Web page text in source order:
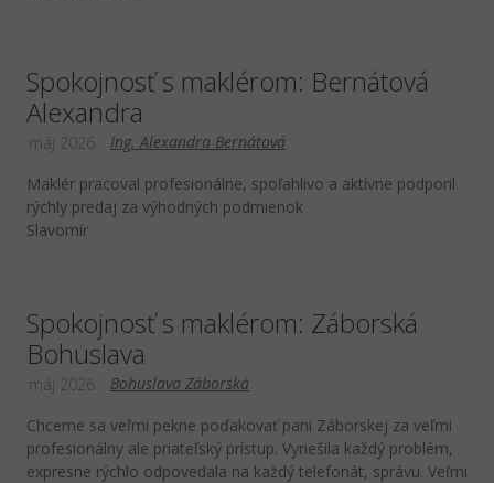
Spokojnosť s maklérom: Bernátová
Alexandra
Ing. Alexandra Bernátová
máj 2026
Maklér pracoval profesionálne, spoľahlivo a aktívne podporil
rýchly predaj za výhodných podmienok
Slavomír
Spokojnosť s maklérom: Záborská
Bohuslava
Bohuslava Záborská
máj 2026
Chceme sa veľmi pekne poďakovať pani Záborskej za veľmi
profesionálny ale priateľský prístup. Vyriešila každý problém,
expresne rýchlo odpovedala na každý telefonát, správu. Veľmi